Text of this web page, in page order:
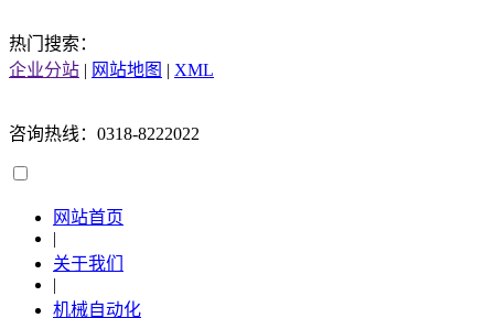
热门搜索：
企业分站 | 网站地图 | XML
咨询热线：0318-8222022
网站首页
|
关于我们
|
机械自动化